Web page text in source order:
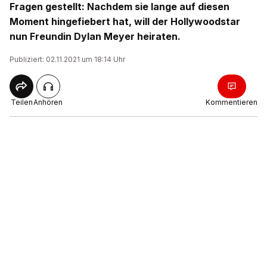
Fragen gestellt: Nachdem sie lange auf diesen
Moment hingefiebert hat, will der Hollywoodstar
nun Freundin Dylan Meyer heiraten.
Publiziert: 02.11.2021 um 18:14 Uhr
TeilenAnhören Kommentieren